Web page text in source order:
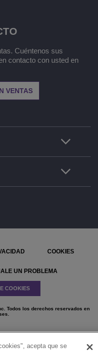
Cuéntenos sus
contacto con usted en
VENTAS
Todos los derechos reservados en
COOKIES
UN PROBLEMA
COOKIES
acepta que se